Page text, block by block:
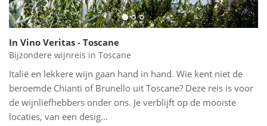
In Vino Veritas - Toscane
Bijzondere wijnreis in Toscane
Italië en lekkere wijn gaan hand in hand. Wie kent niet de
beroemde Chianti of Brunello uit Toscane? Deze reis is voor
de wijnliefhebbers onder ons. Je verblijft op de mooiste
locaties, van een desig...